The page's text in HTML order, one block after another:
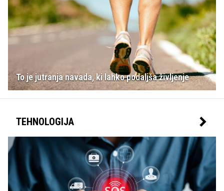
To je jutranja navada, ki lahko podaljša življenje
TEHNOLOGIJA